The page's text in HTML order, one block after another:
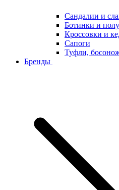
Сандалии и
Ботинки и
Кроссовки и
Сапоги
Туфли,
Бренды